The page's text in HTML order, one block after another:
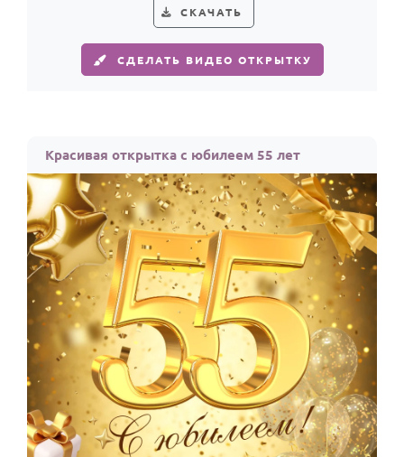
СКАЧАТЬ
СДЕЛАТЬ ВИДЕО ОТКРЫТКУ
Красивая открытка с юбилеем 55 лет